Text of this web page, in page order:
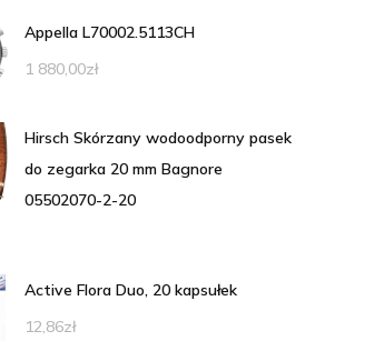
Appella L70002.5113CH
1 880,00zł
Hirsch Skórzany wodoodporny pasek
do zegarka 20 mm Bagnore
05502070-2-20
Active Flora Duo, 20 kapsułek
12,86zł